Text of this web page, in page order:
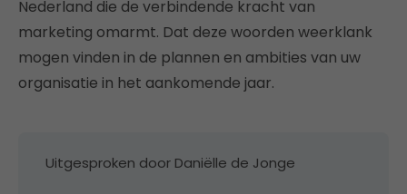
Nederland die de verbindende kracht van
marketing omarmt. Dat deze woorden weerklank
mogen vinden in de plannen en ambities van uw
organisatie in het aankomende jaar.
Uitgesproken door Daniëlle de Jonge